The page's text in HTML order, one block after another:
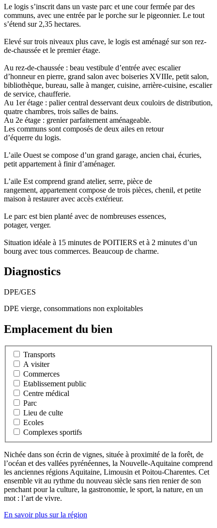
Le logis s’inscrit dans un vaste parc et une cour fermée par des
communs, avec une entrée par le porche sur le pigeonnier. Le tout
s’étend sur 2,35 hectares.
Elevé sur trois niveaux plus cave, le logis est aménagé sur son rez-
de-chaussée et le premier étage.
Au rez-de-chaussée : beau vestibule d’entrée avec escalier
d’honneur en pierre, grand salon avec boiseries XVIIIe, petit salon,
bibliothèque, bureau, salle à manger, cuisine, arrière-cuisine, escalier
de service, chaufferie.
Au 1er étage : palier central desservant deux couloirs de distribution,
quatre chambres, trois salles de bains.
Au 2e étage : grenier parfaitement aménageable.
Les communs sont composés de deux ailes en retour
d’équerre du logis.
L’aile Ouest se compose d’un grand garage, ancien chai, écuries,
petit appartement à finir d’aménager.
L’aile Est comprend grand atelier, serre, pièce de
rangement, appartement compose de trois pièces, chenil, et petite
maison à restaurer avec accès extérieur.
Le parc est bien planté avec de nombreuses essences,
potager, verger.
Situation idéale à 15 minutes de POITIERS et à 2 minutes d’un
bourg avec tous commerces. Beaucoup de charme.
Diagnostics
DPE/GES
DPE vierge, consommations non exploitables
Emplacement du bien
Transports
A visiter
Commerces
Etablissement public
Centre médical
Parc
Lieu de culte
Ecoles
Complexes sportifs
Nichée dans son écrin de vignes, située à proximité de la forêt, de
l’océan et des vallées pyrénéennes, la Nouvelle-Aquitaine comprend
les anciennes régions Aquitaine, Limousin et Poitou-Charentes. Cet
ensemble vit au rythme du nouveau siècle sans rien renier de son
penchant pour la culture, la gastronomie, le sport, la nature, en un
mot : l’art de vivre.
En savoir plus sur la région